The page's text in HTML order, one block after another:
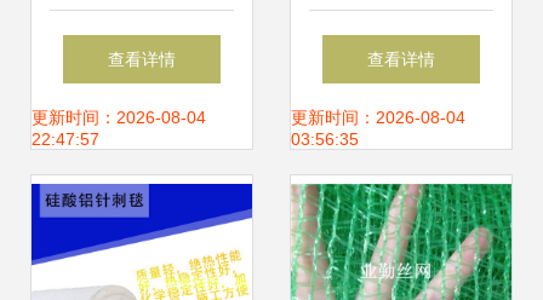
20ml 连接打印机耗
材与纺织原料的桥
梁
查看详情
更新时间：2026-08-04
22:47:57
厂家直销，质优价
廉的针纺织品原料
之选
查看详情
更新时间：2026-08-04
03:56:35